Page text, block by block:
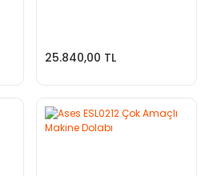
25.840,00 TL